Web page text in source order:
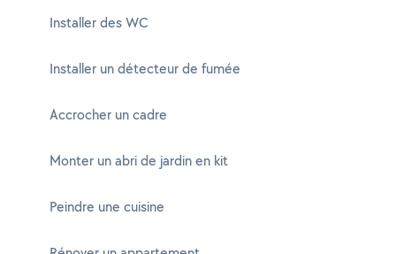
Installer des WC
Installer un détecteur de fumée
Accrocher un cadre
Monter un abri de jardin en kit
Peindre une cuisine